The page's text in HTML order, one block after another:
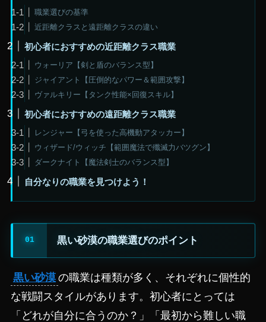
職業選びの基準
近距離クラスと遠距離クラスの違い
初心者におすすめの近距離クラス職業
ウォーリア【剣と盾のバランス型】
ジャイアント【圧倒的なパワー＆範囲攻撃】
ヴァルキリー【タンク性能×回復スキル】
初心者におすすめの遠距離クラス職業
レンジャー【弓を使った高機動アタッカー】
ウィザード/ウィッチ【範囲魔法で殲滅力バツグン】
ダークナイト【魔法剣士のバランス型】
自分なりの職業を見つけよう！
黒い砂漠の職業選びのポイント
黒い砂漠 の職業は種類が多く、それぞれに個性的
な戦闘スタイルがあります。初心者にとっては
「どれが自分に合うのか？」「最初から難しい職